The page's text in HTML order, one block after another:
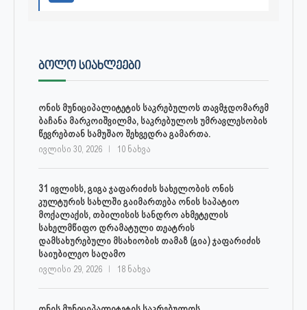
ᲑᲝᲚᲝ ᲡᲘᲐᲮᲚᲔᲔᲑᲘ
ონის მუნიციპალიტეტის საკრებულოს თავმჯდომარემ
ბაჩანა მარკოიშვილმა, საკრებულოს უმრავლესობის
წევრებთან სამუშაო შეხვედრა გამართა.
ივლისი 30, 2026 10 ნახვა
31 ივლისს, გიგა ჯაფარიძის სახელობის ონის
კულტურის სახლში გაიმართება ონის საპატიო
მოქალაქის, თბილისის სანდრო ახმეტელის
სახელმწიფო დრამატული თეატრის
დამსახურებული მსახიობის თამაზ (გია) ჯაფარიძის
საიუბილეო საღამო
ივლისი 29, 2026 18 ნახვა